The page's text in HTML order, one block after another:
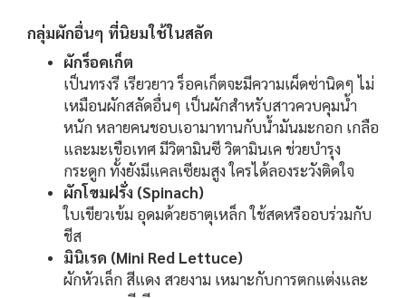
กลุ่มผักอื่นๆ ที่นิยมใช้ในสลัด
ผักร็อคเก็ต
เป็นทรงรี เรียวยาว ร็อคเก็ตจะมีความเผ็ดซ่านิดๆ ไม่
เหมือนผักสลัดอื่นๆ เป็นผักสำหรับสาวควบคุมน้ำ
หนัก หลายคนชอบเอามาทานกับน้ำมันมะกอก เกลือ
และมะเขือเทศ มีวิตามินซี วิตามินเค ช่วยบำรุง
กระดูก ทั้งยังมีแคลเซียมสูง ใครได้ลองระวังติดใจ
ผักโขมฝรั่ง (Spinach)
ใบเขียวเข้ม อุดมด้วยธาตุเหล็ก ใช้สดหรืออบร่วมกับ
ชีส
มินิเรด (Mini Red Lettuce)
ผักหัวเล็ก สีแดง สวยงาม เหมาะกับการตกแต่งและ